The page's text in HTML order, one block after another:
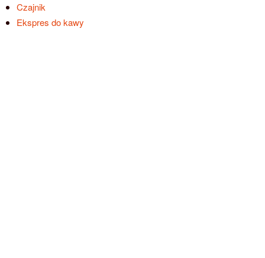
Czajnik
Ekspres do kawy